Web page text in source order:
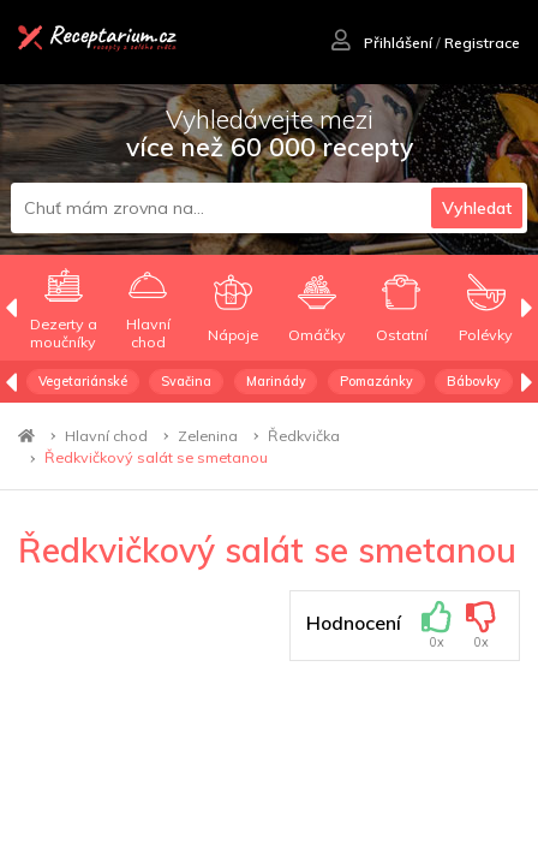
Přihlášení/ Registrace
Vyhledávejte mezi
více než 60 000 recepty
Vyhledat
Dezerty a
moučníky
Hlavní
chod
Nápoje Omáčky Ostatní Polévky
Vegetariánské Svačina Marinády Pomazánky Bábovky
Hlavní chod Zelenina
Ředkvička
Ředkvičkový salát se smetanou
Ředkvičkový salát se smetanou
Hodnocení
0x 0x